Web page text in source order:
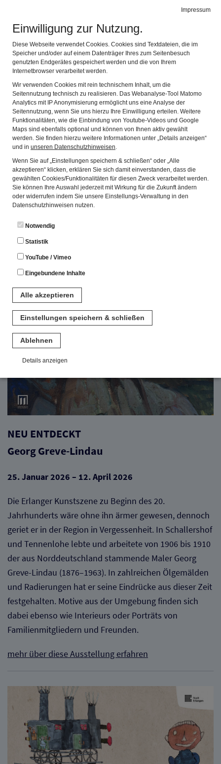
Impressum
Einwilligung zur Nutzung.
Diese Webseite verwendet Cookies. Cookies sind Textdateien, die im
Speicher und/oder auf einem Datenträger Ihres zum Seitenbesuch
genutzten Endgerätes gespeichert werden und die von Ihrem
Internetbrowser verarbeitet werden.
Wir verwenden Cookies mit rein technischem Inhalt, um die
Seitennutzung technisch zu realisieren. Das Webanalyse-Tool Matomo
Analytics mit IP Anonymisierung ermöglicht uns eine Analyse der
Seitennutzung, wenn Sie uns hierzu Ihre Einwilligung erteilen. Weitere
Funktionalitäten, wie die Einbindung von Youtube-Videos und Google
Maps sind ebenfalls optional und können von Ihnen aktiv gewählt
werden. Sie finden hierzu weitere Informationen unter „Details anzeigen“
und in unseren Datenschutzhinweisen.
Wenn Sie auf „Einstellungen speichern & schließen“ oder „Alle
akzeptieren“ klicken, erklären Sie sich damit einverstanden, dass die
gewählten Cookies/Funktionalitäten für diesen Zweck verarbeitet werden.
Sie können Ihre Auswahl jederzeit mit Wirkung für die Zukunft ändern
oder widerrufen indem Sie unsere Einstellungs-Verwaltung in den
Datenschutzhinweisen nutzen.
Notwendig
Statistik
YouTube / Vimeo
Eingebundene Inhalte
Alle akzeptieren
Einstellungen speichern & schließen
Ablehnen
Details anzeigen
Notwendig
Diese Cookies sind für den Betrieb der Seite unbedingt notwendig.
Hierbei werden keinerlei personenbezogenen Daten gespeichert.
Lediglich eine anonyme Session-ID wird hinterlegt.
Statistik
Diese Website nutzt Matomo Analytics für die Auswertung der
Seitenaufrufe als Statistik. Die hierdurch gespeicherten Daten werden
AnonymizeIP zur Anonymisierung Ihrer IP-Adresse, so dass diese gekürzt
werden kann.
YouTube / Vimeo
Videos werden über die Plattformen YouTube oder Vimeo eingebunden.
Wir nutzen YouTube im erweiterten Datenschutzmodus. Dieser Modus
bewirkt laut YouTube, dass YouTube keine Informationen über die
Besucher auf dieser Website speichert, bevor diese sich das Video
Eingebundene Inhalte
Optional sind externe Inhalte auf den Seiten dieser Website
oder auch Anwendungen einer externen Website.
Gebärdensprache
Stadtmuseum Erlangen
Entdecken Sie Erlangens Geschichte
Vergangene Ausstellungen
Rückblick
NEU ENTDECKT
Georg Greve-Lindau
25. Januar 2026 – 12. April 2026
Die Erlanger Kunstszene zu Beginn des 20.
Jahrhunderts wäre ohne ihn ärmer gewesen, dennoch
geriet er in der Region in Vergessenheit. In Schallershof
und Tennenlohe lebte und arbeitete von 1906 bis 1910
der aus Norddeutschland stammende Maler Georg
Greve-Lindau (1876–1963). In zahlreichen Ölgemälden
und Radierungen hat er seine Eindrücke aus dieser Zeit
festgehalten. Motive aus der Umgebung finden sich
dabei ebenso wie Interieurs oder Porträts von
Familienmitgliedern und Freunden.
mehr über diese Ausstellung erfahren